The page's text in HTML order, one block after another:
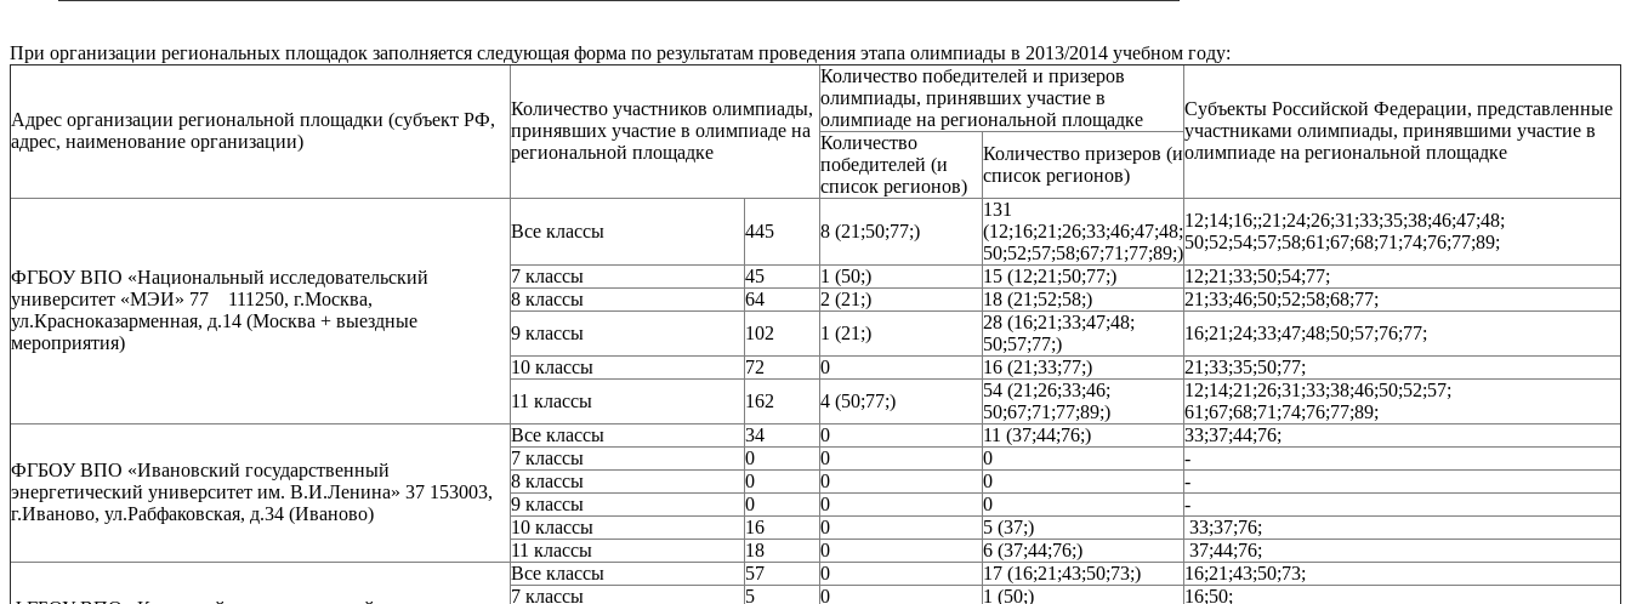
При организации региональных площадок заполняется следующая форма по результатам проведения этапа олимпиады в 2013/2014 учебном году:
Адрес организации региональной площадки (субъект РФ,
адрес, наименование организации)
Количество участников олимпиады,
принявших участие в олимпиаде на
региональной площадке
Количество победителей и призеров
олимпиады, принявших участие в
олимпиаде на региональной площадке
Субъекты Российской Федерации, представленные
участниками олимпиады, принявшими участие в
олимпиаде на региональной площадке
Количество
победителей (и
список регионов)
Количество призеров (и
список регионов)
ФГБОУ ВПО «Национальный исследовательский
университет «МЭИ» 77 111250, г.Москва,
ул.Красноказарменная, д.14 (Москва + выездные
мероприятия)
Все классы 445 8 (21;50;77;)
131
(12;16;21;26;33;46;47;48;
50;52;57;58;67;71;77;89;)
12;14;16;;21;24;26;31;33;35;38;46;47;48;
50;52;54;57;58;61;67;68;71;74;76;77;89;
7 классы
45 1 (50;) 15 (12;21;50;77;)
12;21;33;50;54;77;
8 классы
64 2 (21;) 18 (21;52;58;)
21;33;46;50;52;58;68;77;
9 классы
102 1 (21;)
28 (16;21;33;47;48;
50;57;77;)
16;21;24;33;47;48;50;57;76;77;
10 классы
72 0 16 (21;33;77;)
21;33;35;50;77;
11 классы
162 4 (50;77;)
54 (21;26;33;46;
50;67;71;77;89;)
12;14;21;26;31;33;38;46;50;52;57;
61;67;68;71;74;76;77;89;
ФГБОУ ВПО «Ивановский государственный
энергетический университет им. В.И.Ленина» 37 153003,
г.Иваново, ул.Рабфаковская, д.34 (Иваново)
Все классы 34 0 11 (37;44;76;)
33;37;44;76;
7 классы
0 0 0
-
8 классы
0 0 0
-
9 классы
0 0 0
-
10 классы
16 0 5 (37;)
33;37;76;
11 классы
18 0 6 (37;44;76;) 37;44;76;
Все классы 57 0 17 (16;21;43;50;73;)
16;21;43;50;73;
7 классы
5 0 1 (50;) 16;50;